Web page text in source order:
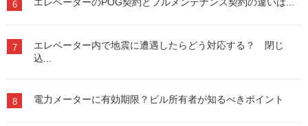
6 エレベーターのPOG契約とフルメンテナンス契約の違いは...
7
エレベーター内で地震に遭遇したらどう対応する？ 閉じ
込...
8 電力メーターに有効期限？ビル所有者が知るべきポイント